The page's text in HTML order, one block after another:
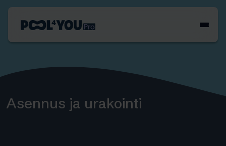
Etusivu
Asennus ja urakointi